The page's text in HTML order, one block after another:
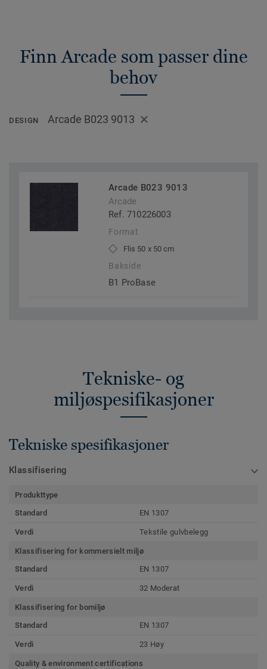
Finn Arcade som passer dine
behov
DESIGN Arcade B023 9013
Arcade B023 9013
Arcade
Ref. 710226003
Format
Flis 50 x 50 cm
Bakside
B1 ProBase
Tekniske- og
miljøspesifikasjoner
Tekniske spesifikasjoner
Klassifisering
Produkttype
Standard
EN 1307
Verdi Tekstile gulvbelegg
Klassifisering for kommersielt miljø
Standard
EN 1307
Verdi 32 Moderat
Klassifisering for bomiljø
Standard
EN 1307
Verdi 23 Høy
Quality & environment certifications